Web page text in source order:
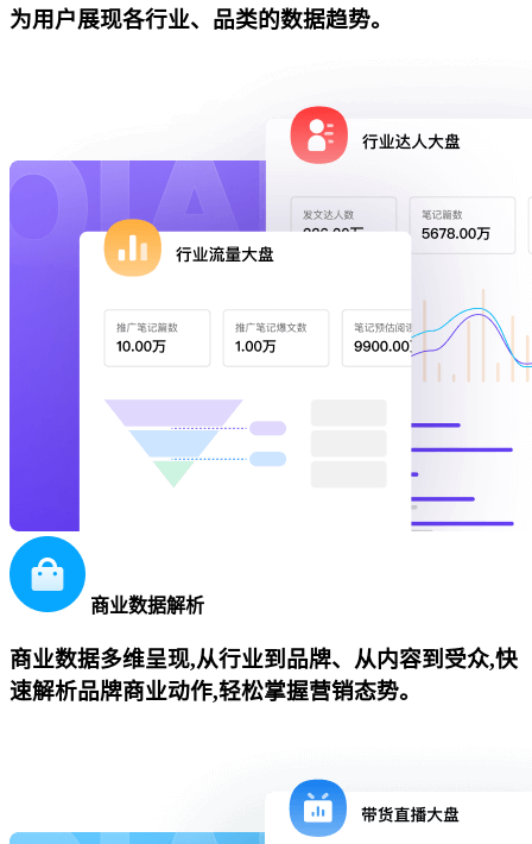
为用户展现各行业、品类的数据趋势。
商业数据解析
商业数据多维呈现,从行业到品牌、从内容到受众,快
速解析品牌商业动作,轻松掌握营销态势。